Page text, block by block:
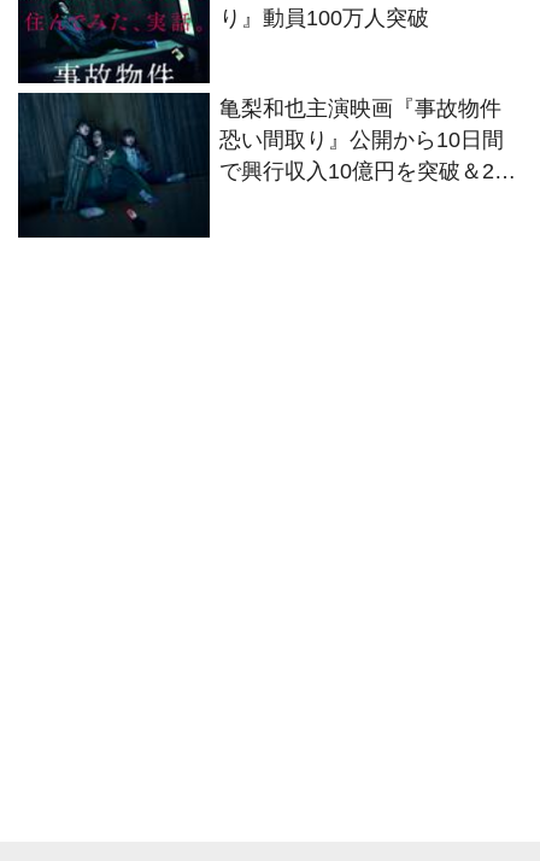
り』動員100万人突破
亀梨和也主演映画『事故物件
恐い間取り』公開から10日間
で興行収入10億円を突破＆2週